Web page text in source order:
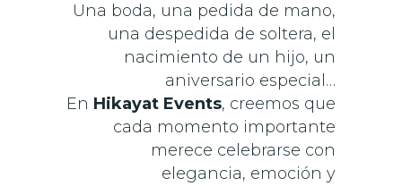
Una boda, una pedida de mano,
una despedida de soltera, el
nacimiento de un hijo, un
aniversario especial…
En Hikayat Events, creemos que
cada momento importante
merece celebrarse con
elegancia, emoción y